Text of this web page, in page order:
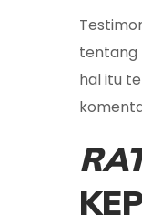
tentang
hal itu